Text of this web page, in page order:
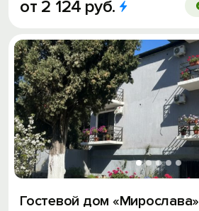
от 2 124 руб.
Гостевой дом «Мирослава»